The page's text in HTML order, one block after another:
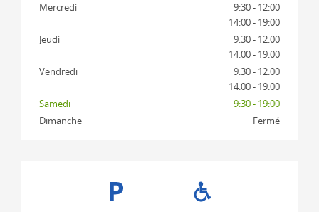
Mercredi
9:30 - 12:00
14:00 - 19:00
Jeudi
9:30 - 12:00
14:00 - 19:00
Vendredi
9:30 - 12:00
14:00 - 19:00
Samedi
9:30 - 19:00
Dimanche
Fermé